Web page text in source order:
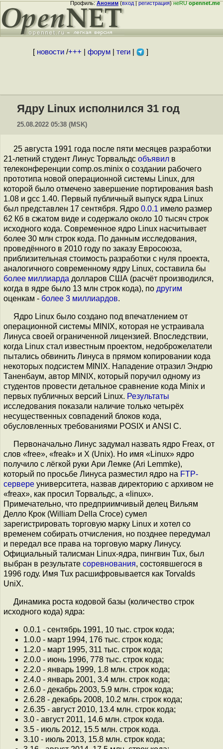
Профиль:Аноним(вход|регистрация)неRUopennet.me
[ новости/+++ форум| теги| ]
Ядру Linux исполнился 31 год
25.08.2022 05:38 (MSK)
25 августа 1991 года после пяти месяцев разработки
21-летний студент Линус Торвальдс объявил в
телеконференции comp.os.minix о создании рабочего
прототипа новой операционной системы Linux, для
которой было отмечено завершение портирования bash
1.08 и gcc 1.40. Первый публичный выпуск ядра Linux
был представлен 17 сентября. Ядро 0.0.1 имело размер
62 Кб в сжатом виде и содержало около 10 тысяч строк
исходного кода. Современное ядро Linux насчитывает
более 30 млн строк кода. По данным исследования,
проведённого в 2010 году по заказу Евросоюза,
приблизительная стоимость разработки с нуля проекта,
аналогичного современному ядру Linux, составила бы
более миллиарда долларов США (расчёт производился,
когда в ядре было 13 млн строк кода), по другим
оценкам - более 3 миллиардов.
Ядро Linux было создано под впечатлением от
операционной системы MINIX, которая не устраивала
Линуса своей ограниченной лицензией. Впоследствии,
когда Linux стал известным проектом, недоброжелатели
пытались обвинить Линуса в прямом копировании кода
некоторых подсистем MINIX. Нападение отразил Эндрю
Таненбаум, автор MINIX, который поручил одному из
студентов провести детальное сравнение кода Minix и
первых публичных версий Linux. Результаты
исследования показали наличие только четырёх
несущественных совпадений блоков кода,
обусловленных требованиями POSIX и ANSI C.
Первоначально Линус задумал назвать ядро Freax, от
слов «free», «freak» и X (Unix). Но имя «Linux» ядро
получило с лёгкой руки Ари Лемке (Ari Lemmke),
который по просьбе Линуса разместил ядро на FTP-
сервере университета, назвав директорию с архивом не
«freax», как просил Торвальдс, а «linux».
Примечательно, что предприимчивый делец Вильям
Делло Крок (William Della Croce) сумел
зарегистрировать торговую марку Linux и хотел со
временем собирать отчисления, но позднее передумал
и передал все права на торговую марку Линусу.
Официальный талисман Linux-ядра, пингвин Tux, был
выбран в результате соревнования, состоявшегося в
1996 году. Имя Tux расшифровывается как Torvalds
UniX.
Динамика роста кодовой базы (количество строк
исходного кода) ядра:
0.0.1 - сентябрь 1991, 10 тыс. строк кода;
1.0.0 - март 1994, 176 тыс. строк кода;
1.2.0 - март 1995, 311 тыс. строк кода;
2.0.0 - июнь 1996, 778 тыс. строк кода;
2.2.0 - январь 1999, 1.8 млн. строк кода;
2.4.0 - январь 2001, 3.4 млн. строк кода;
2.6.0 - декабрь 2003, 5.9 млн. строк кода;
2.6.28 - декабрь 2008, 10.2 млн. строк кода;
2.6.35 - август 2010, 13.4 млн. строк кода;
3.0 - август 2011, 14.6 млн. строк кода.
3.5 - июль 2012, 15.5 млн. строк кода.
3.10 - июль 2013, 15.8 млн. строк кода;